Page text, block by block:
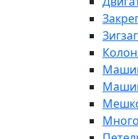
Зигзаг